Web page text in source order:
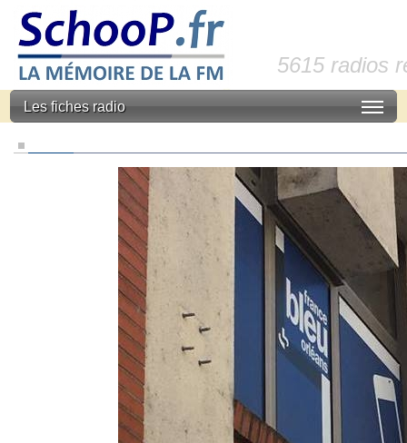
5615 radios
Les fiches radio